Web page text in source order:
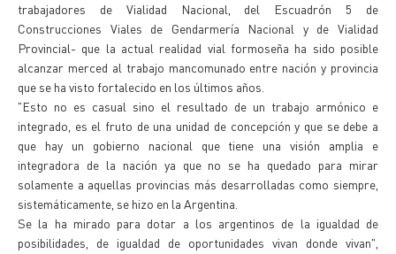
trabajadores de Vialidad Nacional, del Escuadrón 5 de
Construcciones Viales de Gendarmería Nacional y de Vialidad
Provincial- que la actual realidad vial formoseña ha sido posible
alcanzar merced al trabajo mancomunado entre nación y provincia
que se ha visto fortalecido en los últimos años.
"Esto no es casual sino el resultado de un trabajo armónico e
integrado, es el fruto de una unidad de concepción y que se debe a
que hay un gobierno nacional que tiene una visión amplia e
integradora de la nación ya que no se ha quedado para mirar
solamente a aquellas provincias más desarrolladas como siempre,
sistemáticamente, se hizo en la Argentina.
Se la ha mirado para dotar a los argentinos de la igualdad de
posibilidades, de igualdad de oportunidades vivan donde vivan",